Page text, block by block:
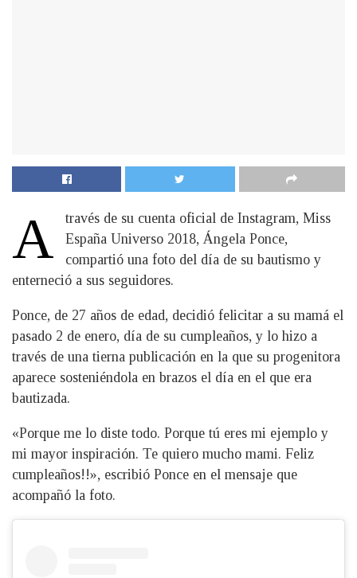
A
través de su cuenta oficial de Instagram, Miss
España Universo 2018, Ángela Ponce,
compartió una foto del día de su bautismo y
enterneció a sus seguidores.
Ponce, de 27 años de edad, decidió felicitar a su mamá el
pasado 2 de enero, día de su cumpleaños, y lo hizo a
través de una tierna publicación en la que su progenitora
aparece sosteniéndola en brazos el día en el que era
bautizada.
«Porque me lo diste todo. Porque tú eres mi ejemplo y
mi mayor inspiración. Te quiero mucho mami. Feliz
cumpleaños!!», escribió Ponce en el mensaje que
acompañó la foto.